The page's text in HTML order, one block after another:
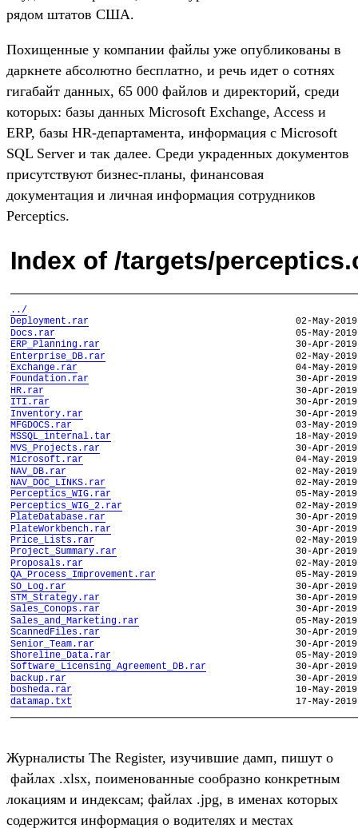
рядом штатов США.
Похищенные у компании файлы уже опубликованы в
даркнете абсолютно бесплатно, и речь идет о сотнях
гигабайт данных, 65 000 файлов и директорий, среди
которых: базы данных Microsoft Exchange, Access и
ERP, базы HR-департамента, информация с Microsoft
SQL Server и так далее. Среди украденных документов
присутствуют бизнес-планы, финансовая
документация и личная информация сотрудников
Perceptics.
Журналисты The Register, изучившие дамп, пишут о
файлах .xlsx, поименованные сообразно конкретным
локациям и индексам; файлах .jpg, в именах которых
содержится информация о водителях и местах